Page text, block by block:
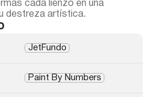
cada lienzo en una
destreza artística.
JetFundo
Paint By Numbers